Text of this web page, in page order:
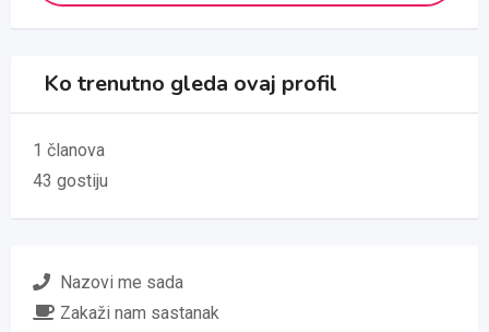
Ko trenutno gleda ovaj profil
1 članova
43 gostiju
Nazovi me sada
Zakaži nam sastanak